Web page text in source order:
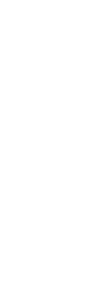
2027